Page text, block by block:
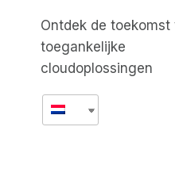
Ontdek de toekomst
toegankelijke
cloudoplossingen